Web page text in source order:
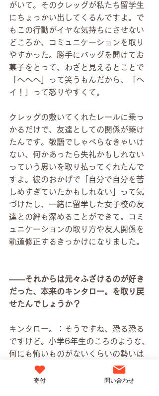
がいて。そのクレッグが私たち留学生
にちょっかい出してくるんですよ。で
もこの行動がイヤな気持ちにさせない
どころか、コミュニケーションを取り
やすかった。勝手にバッグを開けてお
菓子をとって、わざと見えるとことで
「へへへ」って笑うもんだから、「ヘ
イ！」って怒りやすくて。
クレッグの敷いてくれたレールに乗っ
かるだけで、友達としての関係が築け
たんです。敬語でしゃべらなきゃいけ
ない、何かあったら失礼かもしれない
っていう思いを取り払ってくれたんで
すよ。彼のおかげで「自分で自分を苦
しめすぎていたかもしれない」って気
づけたし、一緒に留学した女子校の友
達との絆も深めることができて。コミ
ュニケーションの取り方や友人関係を
軌道修正するきっかけになりました。
――それからは元々ふざけるのが好き
だった、本来のキンタロー。を取り戻
せたんでしょうか？
キンタロー。：そうですね、恐る恐る
ですけど。小学6年生のころのような、
何にも怖いものがないくらいの勢いは
ないにしても、自分がおもしろいと思
うことを披露できるようにはなりまし
寄付 問い合わせ